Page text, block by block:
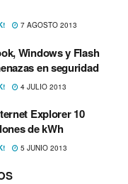
7 AGOSTO 2013
Windows y Flash
en seguridad
4 JULIO 2013
Explorer 10
de kWh
5 JUNIO 2013